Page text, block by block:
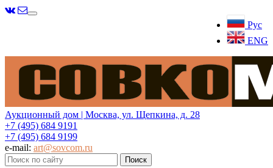
Рус
ENG
Меню
Аукционный дом | Москва, ул. Щепкина, д. 28
+7 (495) 684 9191
+7 (495) 684 9199
e-mail: art@sovcom.ru